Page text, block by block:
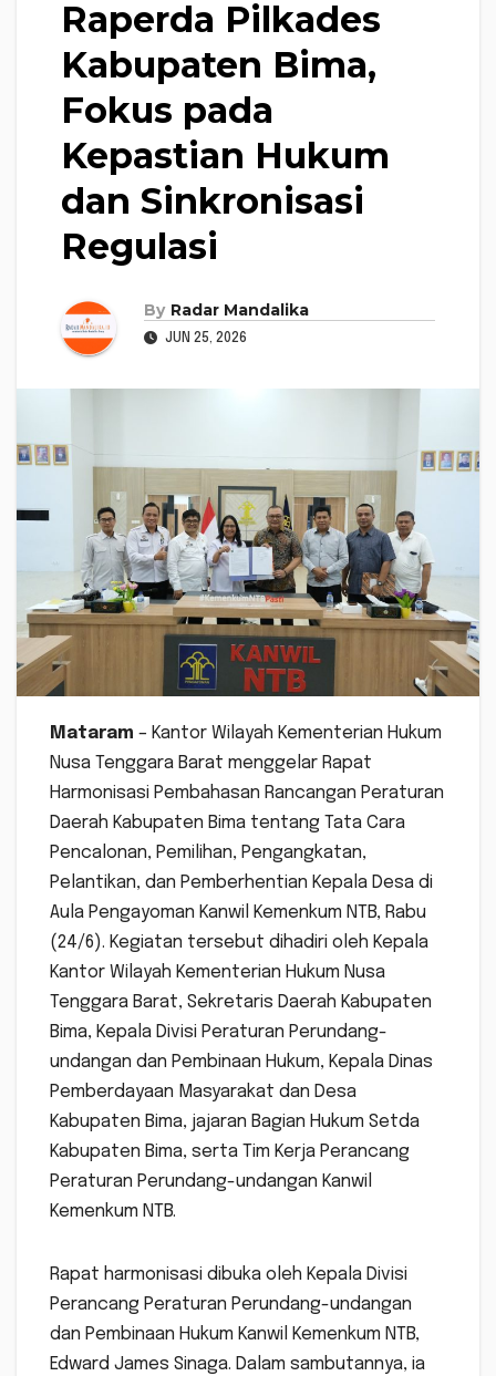
Raperda Pilkades
Kabupaten Bima,
Fokus pada
Kepastian Hukum
dan Sinkronisasi
Regulasi
By Radar Mandalika
JUN 25, 2026
Mataram – Kantor Wilayah Kementerian Hukum
Nusa Tenggara Barat menggelar Rapat
Harmonisasi Pembahasan Rancangan Peraturan
Daerah Kabupaten Bima tentang Tata Cara
Pencalonan, Pemilihan, Pengangkatan,
Pelantikan, dan Pemberhentian Kepala Desa di
Aula Pengayoman Kanwil Kemenkum NTB, Rabu
(24/6). Kegiatan tersebut dihadiri oleh Kepala
Kantor Wilayah Kementerian Hukum Nusa
Tenggara Barat, Sekretaris Daerah Kabupaten
Bima, Kepala Divisi Peraturan Perundang-
undangan dan Pembinaan Hukum, Kepala Dinas
Pemberdayaan Masyarakat dan Desa
Kabupaten Bima, jajaran Bagian Hukum Setda
Kabupaten Bima, serta Tim Kerja Perancang
Peraturan Perundang-undangan Kanwil
Kemenkum NTB.
Rapat harmonisasi dibuka oleh Kepala Divisi
Perancang Peraturan Perundang-undangan
dan Pembinaan Hukum Kanwil Kemenkum NTB,
Edward James Sinaga. Dalam sambutannya, ia